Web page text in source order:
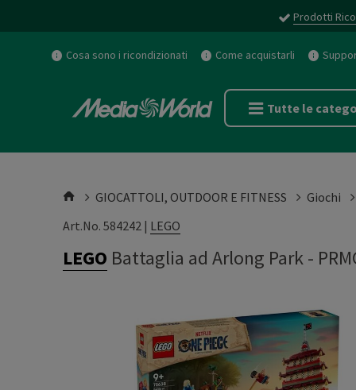
Prodotti
Cosa sono i ricondizionati Come acquistarli
Tutte le
GIOCATTOLI, OUTDOOR E FITNESS Giochi
Art.No. 584242 | LEGO
LEGO Battaglia ad Arlong Park-